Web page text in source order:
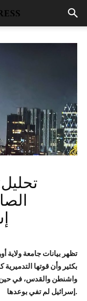
تظهر بيانات جامعة ولاية
بكثير وأن قوتها
واشنطن والقدس، في حين
إسرائيل لم تفي بوعدها.